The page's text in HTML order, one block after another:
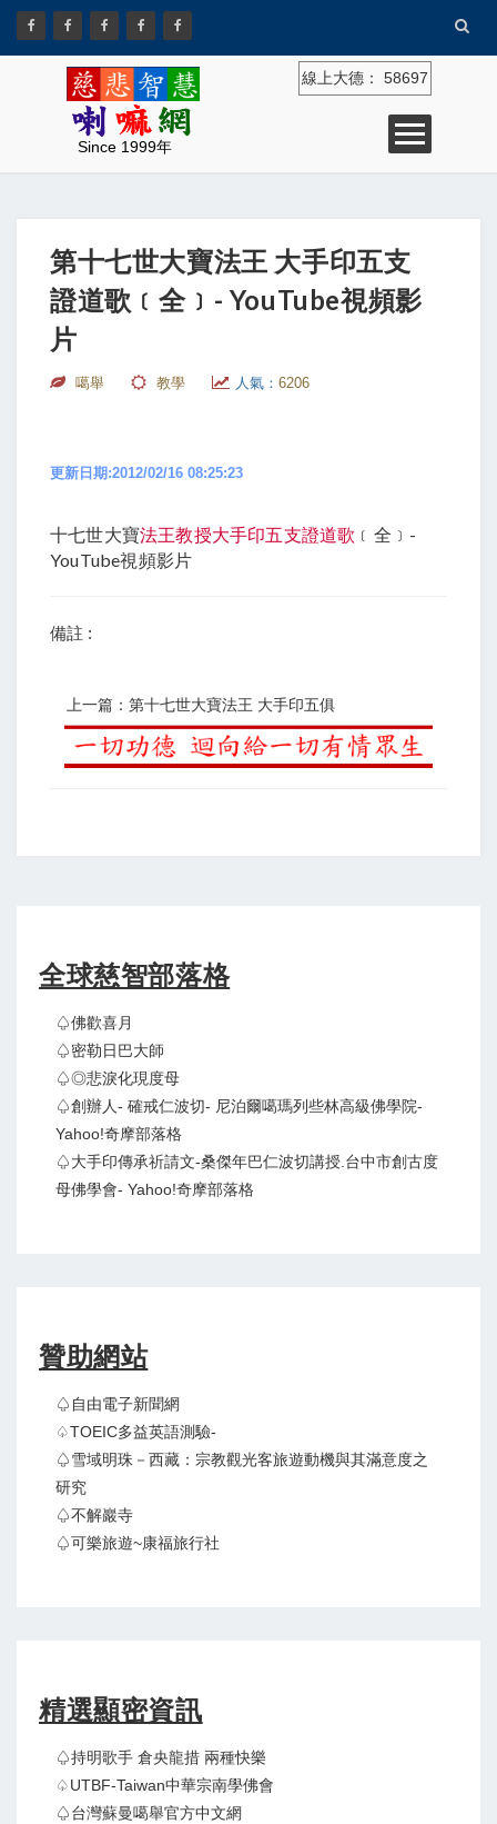
Since 1999年
線上大德： 58697
第十七世大寶法王 大手印五支
證道歌﹝全﹞- YouTube視頻影
片
噶舉 教學 人氣： 6206
更新日期:2012/02/16 08:25:23
十七世大寶法王教授大手印五支證道歌 ﹝全﹞-
YouTube視頻影片
備註 :
上一篇：第十七世大寶法王 大手印五俱
全球慈智部落格
♤佛歡喜月
♤密勒日巴大師
♤◎悲淚化現度母
♤創辦人- 確戒仁波切- 尼泊爾噶瑪列些林高級佛學院-
Yahoo!奇摩部落格
♤大手印傳承祈請文-桑傑年巴仁波切講授.台中市創古度
母佛學會- Yahoo!奇摩部落格
贊助網站
♤自由電子新聞網
♤TOEIC多益英語測驗-
♤雪域明珠－西藏：宗教觀光客旅遊動機與其滿意度之
研究
♤不解巖寺
♤可樂旅遊~康福旅行社
精選顯密資訊
♤持明歌手 倉央龍措 兩種快樂
♤UTBF-Taiwan中華宗南學佛會
♤台灣蘇曼噶舉官方中文網